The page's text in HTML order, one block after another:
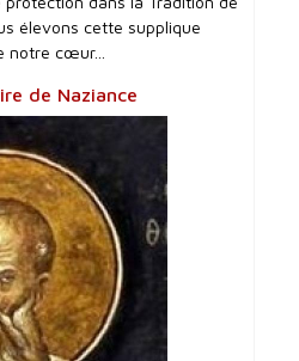
élevons cette supplique
notre cœur...
de Naziance